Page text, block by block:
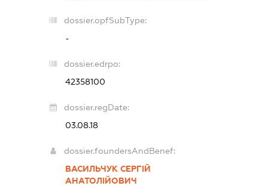
dossier.opfSubType:
-
dossier.edrpo:
42358100
dossier.regDate:
03.08.18
dossier.foundersAndBenef:
ВАСИЛЬЧУК СЕРГІЙ
АНАТОЛІЙОВИЧ